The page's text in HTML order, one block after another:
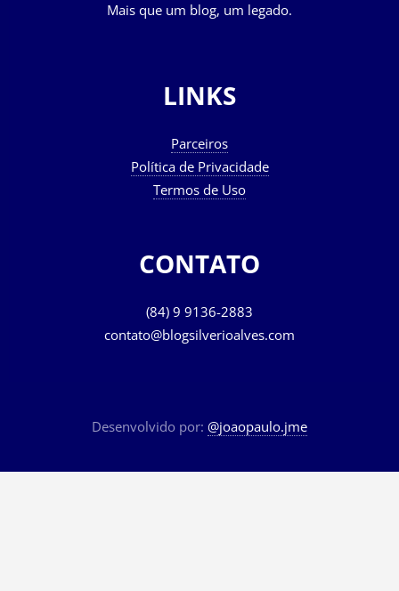
Mais que um blog, um legado.
LINKS
Parceiros
Política de Privacidade
Termos de Uso
CONTATO
(84) 9 9136-2883
contato@blogsilverioalves.com
Desenvolvido por: @joaopaulo.jme